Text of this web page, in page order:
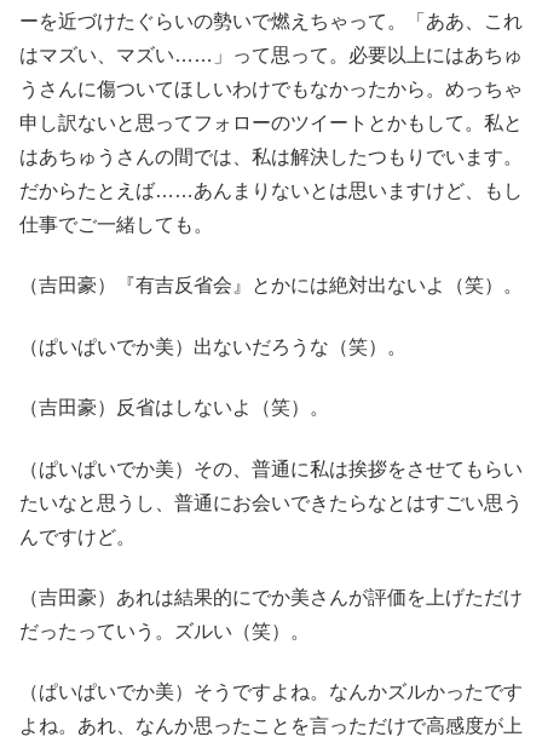
ーを近づけたぐらいの勢いで燃えちゃって。「ああ、これ
はマズい、マズい……」って思って。必要以上にはあちゅ
うさんに傷ついてほしいわけでもなかったから。めっちゃ
申し訳ないと思ってフォローのツイートとかもして。私と
はあちゅうさんの間では、私は解決したつもりでいます。
だからたとえば……あんまりないとは思いますけど、もし
仕事でご一緒しても。
（吉田豪）『有吉反省会』とかには絶対出ないよ（笑）。
（ぱいぱいでか美）出ないだろうな（笑）。
（吉田豪）反省はしないよ（笑）。
（ぱいぱいでか美）その、普通に私は挨拶をさせてもらい
たいなと思うし、普通にお会いできたらなとはすごい思う
んですけど。
（吉田豪）あれは結果的にでか美さんが評価を上げただけ
だったっていう。ズルい（笑）。
（ぱいぱいでか美）そうですよね。なんかズルかったです
よね。あれ、なんか思ったことを言っただけで高感度が上